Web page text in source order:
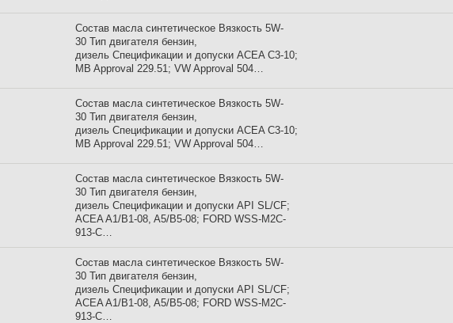
Состав масла синтетическое Вязкость 5W-
30 Тип двигателя бензин,
дизель Спецификации и допуски ACEA C3-10;
MB Approval 229.51; VW Approval 504…
Состав масла синтетическое Вязкость 5W-
30 Тип двигателя бензин,
дизель Спецификации и допуски ACEA C3-10;
MB Approval 229.51; VW Approval 504…
Состав масла синтетическое Вязкость 5W-
30 Тип двигателя бензин,
дизель Спецификации и допуски API SL/CF;
ACEA A1/B1-08, A5/B5-08; FORD WSS-M2C-
913-C…
Состав масла синтетическое Вязкость 5W-
30 Тип двигателя бензин,
дизель Спецификации и допуски API SL/CF;
ACEA A1/B1-08, A5/B5-08; FORD WSS-M2C-
913-C…